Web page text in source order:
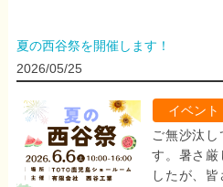
夏の西谷祭を開催します！
2026/05/25
イベン
ご無沙汰
す。暑さ厳
したが、